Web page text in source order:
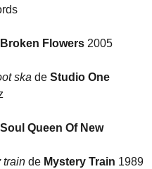
Broken Flowers 2005
ska de Studio One
Soul Queen Of New
train de Mystery Train 1989